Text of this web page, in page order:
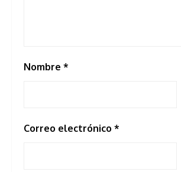
Nombre *
Correo electrónico *